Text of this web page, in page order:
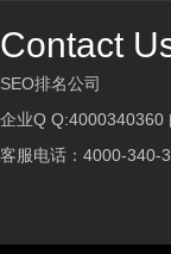
Contact
SEO排名公司
企业Q Q:4000340360
客服电话：4000-340-